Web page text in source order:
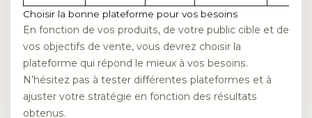
Choisir la bonne plateforme pour vos besoins
En fonction de vos produits, de votre public cible et de
vos objectifs de vente, vous devrez choisir la
plateforme qui répond le mieux à vos besoins.
N’hésitez pas à tester différentes plateformes et à
ajuster votre stratégie en fonction des résultats
obtenus.